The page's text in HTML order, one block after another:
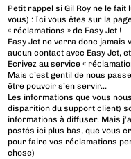
Petit rappel si Gil Roy ne le
vous) : Ici vous êtes sur la
« réclamations » de Easy Jet !
Easy Jet ne verra donc jamais
aucun contact avec Easy Jet,
Ecrivez au service «
Mais c’est gentil de nous
être pouvoir s’en servir…
Les informations que vous
disparition du support client)
informations à diffuser. Mais
postés ici plus bas, que vous
pour faire vos réclamations
chose)